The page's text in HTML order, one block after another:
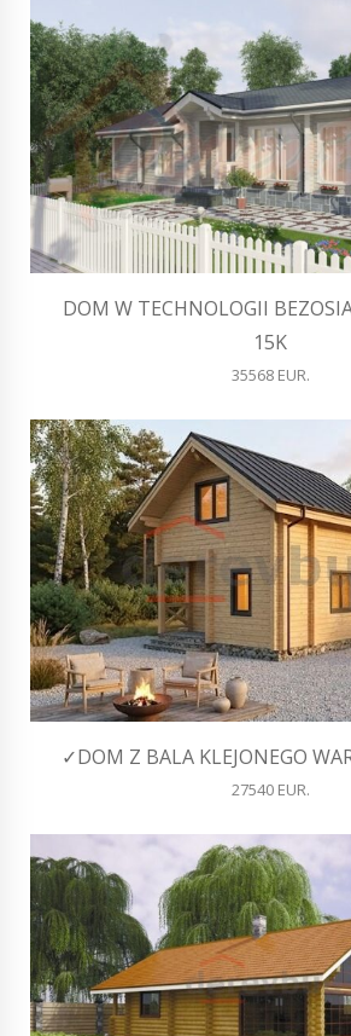
DOM W TECHNOLOGII
15K
35568 EUR.
✓DOM Z BALA KLEJONEGO
27540 EUR.